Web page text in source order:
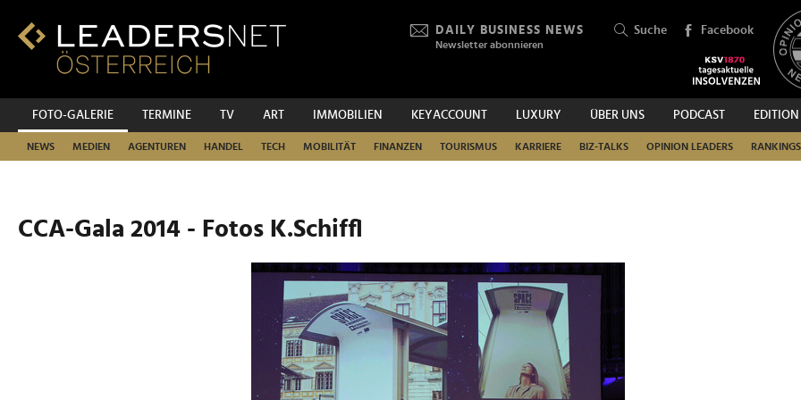
Inhalt
Fußzeilen-
Hauptnavigation
DAILY BUSINESS NEWS
Newsletter abonnieren
Suche Facebook
FOTO-GALERIE TERMINE TV ART IMMOBILIEN KEYACCOUNT LUXURY ÜBER UNS PODCAST EDITION
NEWS MEDIEN AGENTUREN HANDEL TECH MOBILITÄT FINANZEN TOURISMUS KARRIERE BIZ-TALKS OPINION LEADERS RANKINGS
SUCHEN
CCA-Gala 2014 - Fotos K.Schiffl